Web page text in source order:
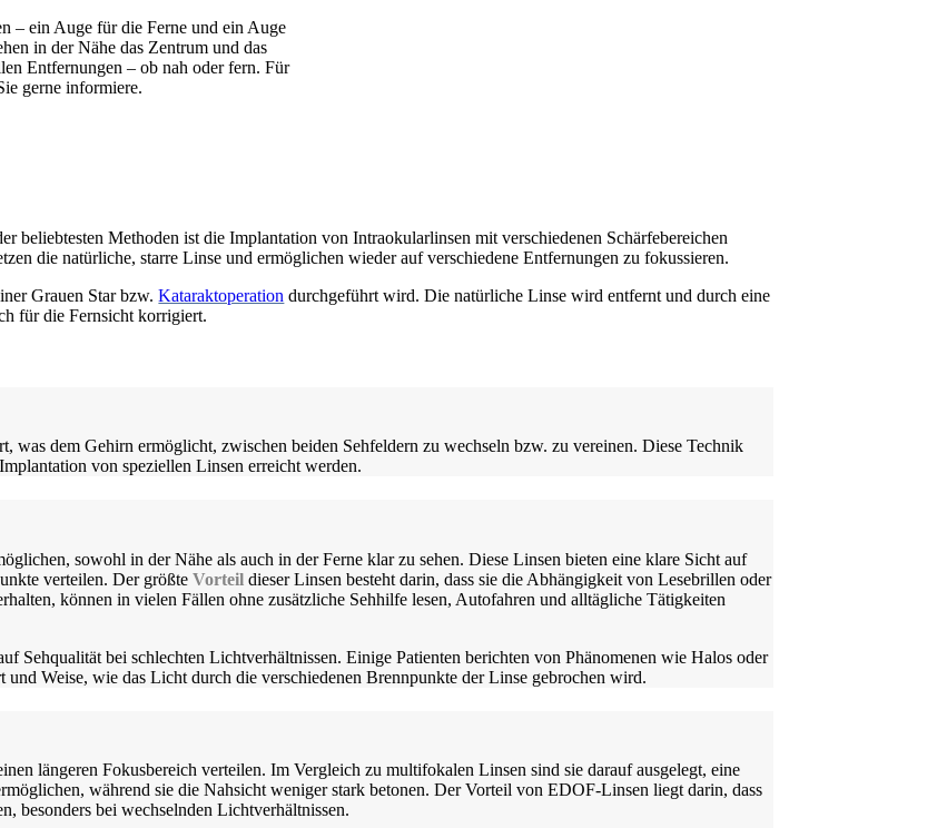
– ein Auge für die Ferne und ein Auge
in der Nähe das Zentrum und das
Entfernungen – ob nah oder fern. Für
gerne informiere.
beliebtesten Methoden ist die Implantation von Intraokularlinsen mit verschiedenen Schärfebereichen
die natürliche, starre Linse und ermöglichen wieder auf verschiedene Entfernungen zu fokussieren.
Grauen Star bzw.Kataraktoperation durchgeführt wird. Die natürliche Linse wird entfernt und durch eine
für die Fernsicht korrigiert.
dem Gehirn ermöglicht, zwischen beiden Sehfeldern zu wechseln bzw. zu vereinen. Diese Technik
von speziellen Linsen erreicht werden.
sowohl in der Nähe als auch in der Ferne klar zu sehen. Diese Linsen bieten eine klare Sicht auf
verteilen. Der größteVorteil dieser Linsen besteht darin, dass sie die Abhängigkeit von Lesebrillen oder
können in vielen Fällen ohne zusätzliche Sehhilfe lesen, Autofahren und alltägliche Tätigkeiten
Sehqualität bei schlechten Lichtverhältnissen. Einige Patienten berichten von Phänomenen wie Halos oder
Weise, wie das Licht durch die verschiedenen Brennpunkte der Linse gebrochen wird.
längeren Fokusbereich verteilen. Im Vergleich zu multifokalen Linsen sind sie darauf ausgelegt, eine
während sie die Nahsicht weniger stark betonen. Der Vorteil von EDOF-Linsen liegt darin, dass
besonders bei wechselnden Lichtverhältnissen.